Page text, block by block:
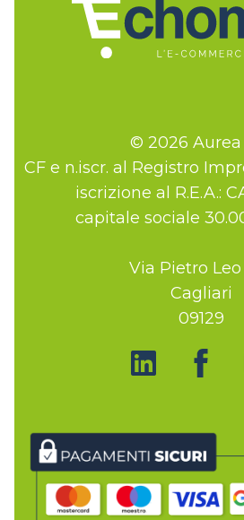
© 2026 Aurea
CF e n.iscr. al Registro
iscrizione al R.E.A.:
capitale sociale
Via Pietro Leo
Cagliari
09129